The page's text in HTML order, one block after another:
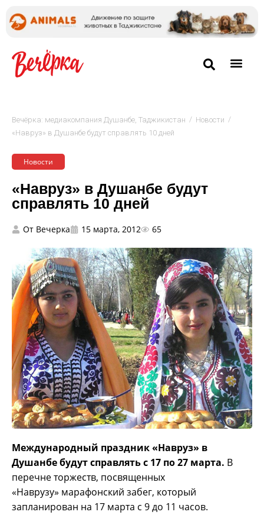
Вечёрка: медиакомпания Душанбе, Таджикистан / Новости /
«Навруз» в Душанбе будут справлять 10 дней
Новости
«Навруз» в Душанбе будут
справлять 10 дней
От Вечерка 15 марта, 2012 65
Международный праздник «Навруз» в
Душанбе будут справлять с 17 по 27 марта. В
перечне торжеств, посвященных
«Наврузу» марафонский забег, который
запланирован на 17 марта с 9 до 11 часов.